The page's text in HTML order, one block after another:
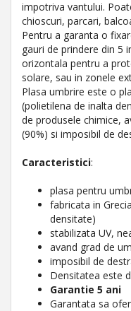
impotriva vantului.
chioscuri, parcari,
Pentru a garanta o
gauri de prindere din 5
orizontala pentru a
solare, sau in zonele
Plasa umbrire este o
(polietilena de inalta
de produsele chimice,
(90%) si imposibil de
Caracteristici:
plasa pentru
fabricata in
densitate)
stabilizata UV,
avand grad de
imposibil de
Densitatea este
Garantie 5 ani
Garantata sa